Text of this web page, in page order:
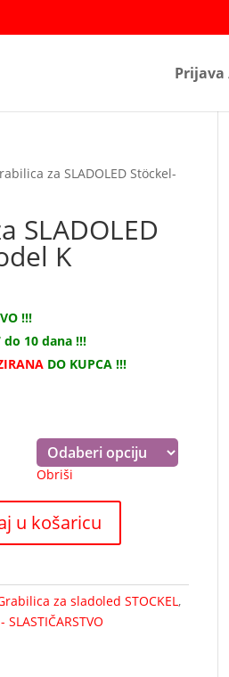
za SLADOLED Stöckel-
SLADOLED
K
!!!
do 10 dana !!!
DO KUPCA !!!
Obriši
u košaricu
za sladoled STOCKEL ,